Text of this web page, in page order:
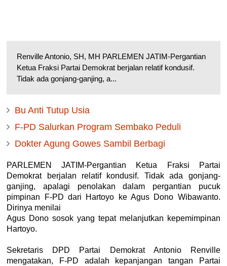
Renville Antonio, SH, MH PARLEMEN JATIM-Pergantian
Ketua Fraksi Partai Demokrat berjalan relatif kondusif.
Tidak ada gonjang-ganjing, a...
Bu Anti Tutup Usia
F-PD Salurkan Program Sembako Peduli
Dokter Agung Gowes Sambil Berbagi
PARLEMEN JATIM-Pergantian Ketua Fraksi Partai
Demokrat berjalan relatif kondusif. Tidak ada gonjang-
ganjing, apalagi penolakan dalam pergantian pucuk
pimpinan F-PD dari Hartoyo ke Agus Dono Wibawanto.
Dirinya menilai
Agus Dono sosok yang tepat melanjutkan kepemimpinan
Hartoyo.
Sekretaris DPD Partai Demokrat Antonio Renville
mengatakan, F-PD adalah kepanjangan tangan Partai